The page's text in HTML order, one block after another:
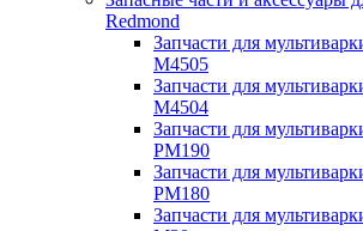
Redmond
Запчасти для
M4505
Запчасти для
M4504
Запчасти для
PM190
Запчасти для
PM180
Запчасти для